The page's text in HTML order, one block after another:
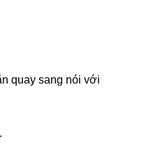
quay ѕanɡ nói với